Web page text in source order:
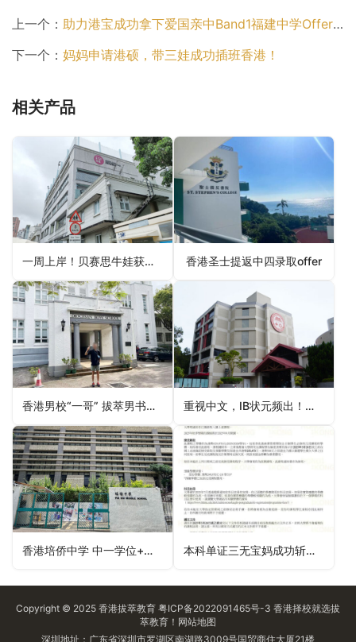
上一个： 助力港宝成功拿下爱国亲中Band1福建中学Offer！
下一个： 妈妈申请港硕，带三娃成功插班香港！
相关产品
一周上岸！贝赛思牛娃获香港英基沙田书院录取，靠的竟是这个法宝 香港圣士提返中四录取offer
香港男校“一哥” 拔萃男书院考试通知 重视中文，IB状元频出！喜获香港加拿大国际Offer！
香港培侨中学 中一学位+宿位一并拿下 本科单证三无宝妈成功斩获香港都会大学工商管理硕士offer！
Copyright © 2025 香港拔萃教育 粤ICP备2022091465号-3 香港择校就选拔
萃教育！ 网站地图
深圳地址：广东省深圳市罗湖区南湖路3009号国贸商住大厦21楼